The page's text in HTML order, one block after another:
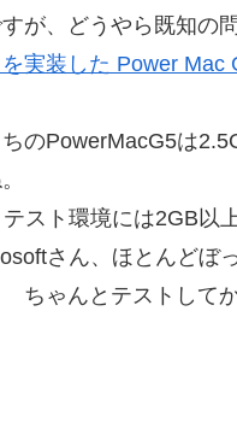
が、どうやら既知の
実装した Power
のPowerMacG5は
ト環境には2GB以
さん、ほとんどぼ
ゃんとテストしてか